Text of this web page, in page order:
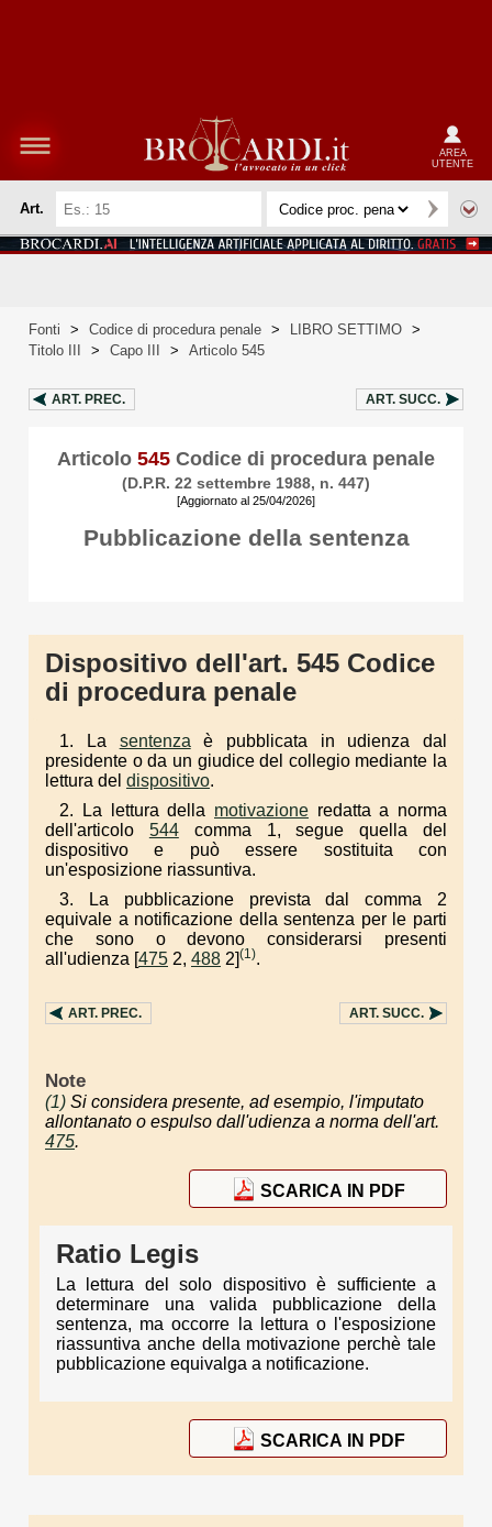
AREA
UTENTE
Art.
Fonti > Codice di procedura penale > LIBRO SETTIMO >
Titolo III
> Capo III > Articolo 545
ART. PREC. ART. SUCC.
Articolo 545 Codice di procedura penale
(D.P.R. 22 settembre 1988, n. 447)
[Aggiornato al 25/04/2026]
Pubblicazione della sentenza
Dispositivo dell'art. 545 Codice
di procedura penale
1. La sentenza è pubblicata in udienza dal
presidente o da un giudice del collegio mediante la
lettura del dispositivo.
2. La lettura della motivazione redatta a norma
dell'articolo 544comma 1, segue quella del
dispositivo e può essere sostituita con
un'esposizione riassuntiva.
3. La pubblicazione prevista dal comma 2
equivale a notificazione della sentenza per le parti
che sono o devono considerarsi presenti
all'udienza [475 2, 488 2](1).
ART. PREC. ART. SUCC.
Note
(1) Si considera presente, ad esempio, l'imputato
allontanato o espulso dall'udienza a norma dell'art.
475.
SCARICA IN PDF
Ratio Legis
La lettura del solo dispositivo è sufficiente a
determinare una valida pubblicazione della
sentenza, ma occorre la lettura o l'esposizione
riassuntiva anche della motivazione perchè tale
pubblicazione equivalga a notificazione.
SCARICA IN PDF